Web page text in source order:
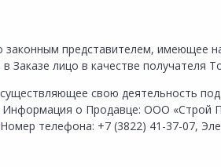
законным представителем,
Заказе лицо в качестве получателя
свою деятельность
Информация о Продавце: ООО «Строй
телефона: +7 (3822) 41-37-07,